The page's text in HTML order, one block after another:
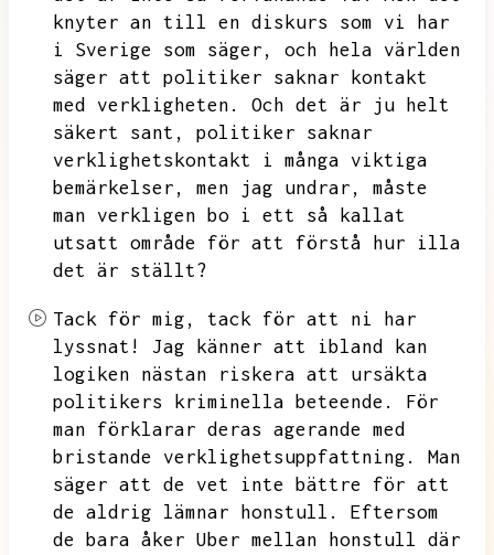
knyter an till en diskurs som vi har
i Sverige som säger,
och hela världen
säger att politiker saknar kontakt
med verkligheten.
Och det är ju helt
säkert sant,
politiker saknar
verklighetskontakt i många viktiga
bemärkelser,
men jag undrar,
måste
man verkligen bo i ett så kallat
utsatt område för att förstå hur illa
det är ställt?
Tack för mig,
tack för att ni har
lyssnat!
Jag känner att ibland kan
logiken nästan riskera att ursäkta
politikers kriminella beteende.
För
man förklarar deras agerande med
bristande verklighetsuppfattning.
Man
säger att de vet inte bättre för att
de aldrig lämnar honstull.
Eftersom
de bara åker Uber mellan honstull där